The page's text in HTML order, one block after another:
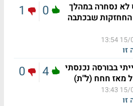
לא נסחרה במהלך
החחזקות שבכתבה
15/
זו
0
1
בבורסה נכנסתי
15/
זו
4
0